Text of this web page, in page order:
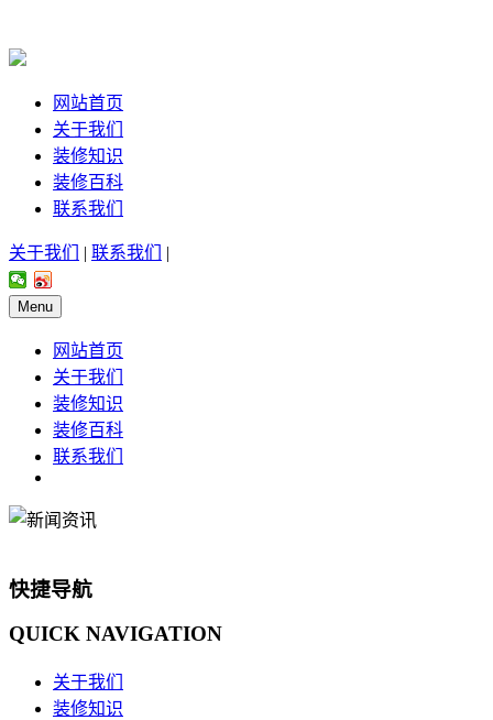
网站首页
关于我们
装修知识
装修百科
联系我们
关于我们 | 联系我们 |
Menu
网站首页
关于我们
装修知识
装修百科
联系我们
快捷导航
QUICK NAVIGATION
关于我们
装修知识